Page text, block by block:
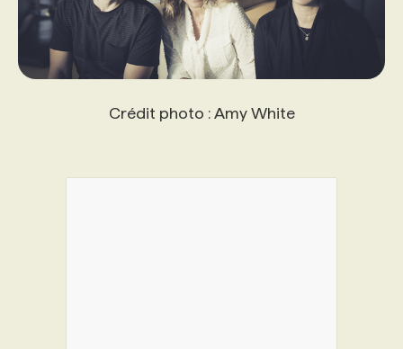
Crédit photo : Amy White